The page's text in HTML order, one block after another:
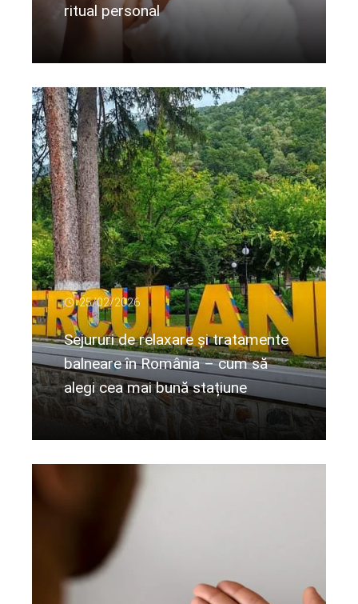
ritual personal
Citeste mai departe...
25/02/2026
Sejururi de relaxare și tratamente
balneare în România – cum să
alegi cea mai bună stațiune
Citeste mai departe...